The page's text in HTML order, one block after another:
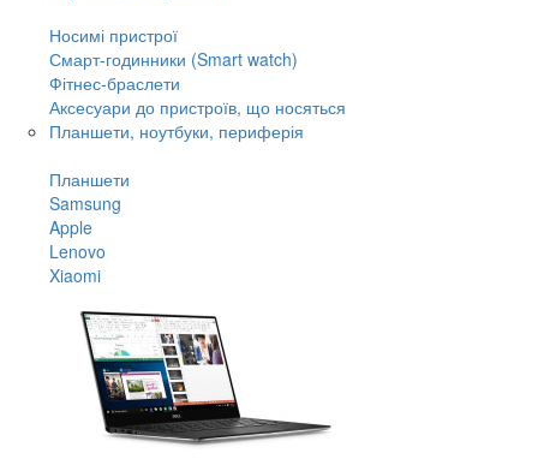
Носимі пристрої
Смарт-годинники (Smart watch)
Фітнес-браслети
Аксесуари до пристроїв, що носяться
Планшети, ноутбуки, периферія
Планшети
Samsung
Apple
Lenovo
Xiaomi